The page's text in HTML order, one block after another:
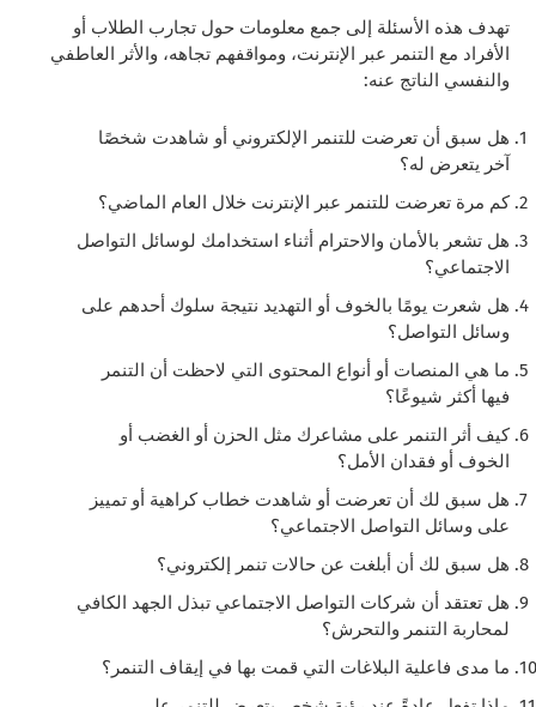
تهدف هذه الأسئلة إلى جمع معلومات حول تجارب الطلاب أو
الأفراد مع التنمر عبر الإنترنت، ومواقفهم تجاهه، والأثر العاطفي
والنفسي الناتج عنه:
هل سبق أن تعرضت للتنمر الإلكتروني أو شاهدت شخصًا
آخر يتعرض له؟
كم مرة تعرضت للتنمر عبر الإنترنت خلال العام الماضي؟
هل تشعر بالأمان والاحترام أثناء استخدامك لوسائل التواصل
الاجتماعي؟
هل شعرت يومًا بالخوف أو التهديد نتيجة سلوك أحدهم على
وسائل التواصل؟
ما هي المنصات أو أنواع المحتوى التي لاحظت أن التنمر
فيها أكثر شيوعًا؟
كيف أثر التنمر على مشاعرك مثل الحزن أو الغضب أو
الخوف أو فقدان الأمل؟
هل سبق لك أن تعرضت أو شاهدت خطاب كراهية أو تمييز
على وسائل التواصل الاجتماعي؟
هل سبق لك أن أبلغت عن حالات تنمر إلكتروني؟
هل تعتقد أن شركات التواصل الاجتماعي تبذل الجهد الكافي
لمحاربة التنمر والتحرش؟
ما مدى فاعلية البلاغات التي قمت بها في إيقاف التنمر؟